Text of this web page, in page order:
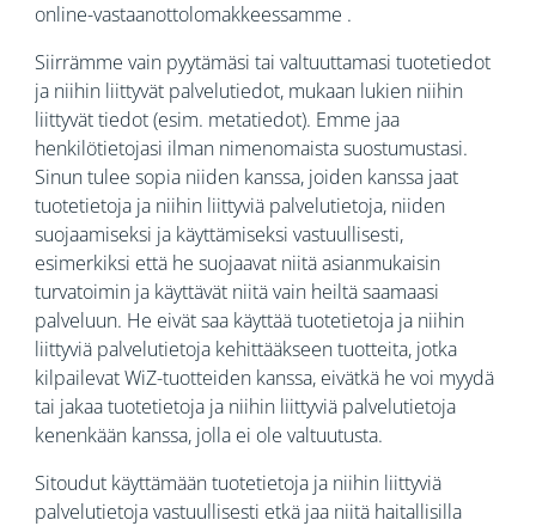
online-vastaanottolomakkeessamme .
Siirrämme vain pyytämäsi tai valtuuttamasi tuotetiedot
ja niihin liittyvät palvelutiedot, mukaan lukien niihin
liittyvät tiedot (esim. metatiedot). Emme jaa
henkilötietojasi ilman nimenomaista suostumustasi.
Sinun tulee sopia niiden kanssa, joiden kanssa jaat
tuotetietoja ja niihin liittyviä palvelutietoja, niiden
suojaamiseksi ja käyttämiseksi vastuullisesti,
esimerkiksi että he suojaavat niitä asianmukaisin
turvatoimin ja käyttävät niitä vain heiltä saamaasi
palveluun. He eivät saa käyttää tuotetietoja ja niihin
liittyviä palvelutietoja kehittääkseen tuotteita, jotka
kilpailevat WiZ-tuotteiden kanssa, eivätkä he voi myydä
tai jakaa tuotetietoja ja niihin liittyviä palvelutietoja
kenenkään kanssa, jolla ei ole valtuutusta.
Sitoudut käyttämään tuotetietoja ja niihin liittyviä
palvelutietoja vastuullisesti etkä jaa niitä haitallisilla